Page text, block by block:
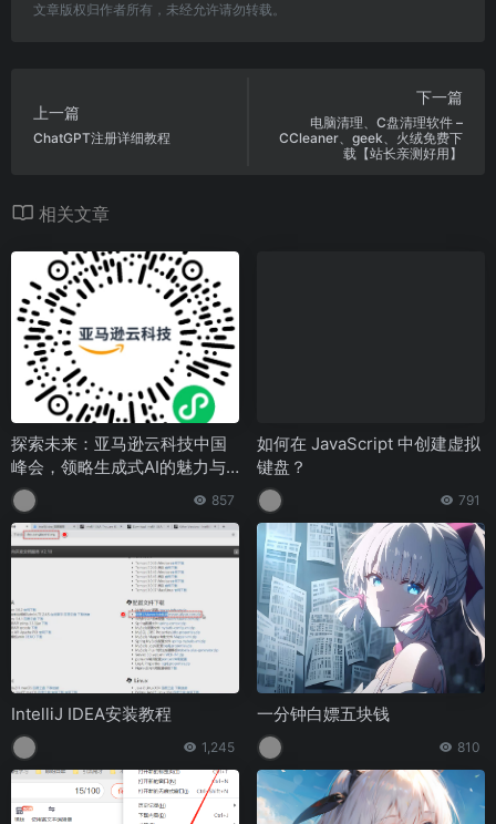
文章版权归作者所有，未经允许请勿转载。
上一篇
ChatGPT注册详细教程
下一篇
电脑清理、C盘清理软件 –
CCleaner、geek、火绒免费下
载【站长亲测好用】
相关文章
探索未来：亚马逊云科技中国
峰会，领略生成式AI的魅力与
创新
857
如何在 JavaScript 中创建虚拟
键盘？
791
IntelliJ IDEA安装教程
1,245
一分钟白嫖五块钱
810